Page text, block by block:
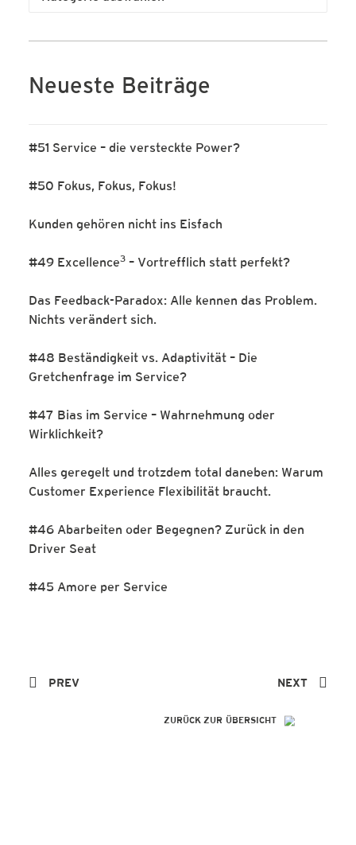
Neueste Beiträge
#51 Service – die versteckte Power?
#50 Fokus, Fokus, Fokus!
Kunden gehören nicht ins Eisfach
#49 Excellence3 – Vortrefflich statt perfekt?
Das Feedback-Paradox: Alle kennen das Problem.
Nichts verändert sich.
#48 Beständigkeit vs. Adaptivität – Die
Gretchenfrage im Service?
#47 Bias im Service – Wahrnehmung oder
Wirklichkeit?
Alles geregelt und trotzdem total daneben: Warum
Customer Experience Flexibilität braucht.
#46 Abarbeiten oder Begegnen? Zurück in den
Driver Seat
#45 Amore per Service
PREV NEXT
ZURÜCK ZUR ÜBERSICHT